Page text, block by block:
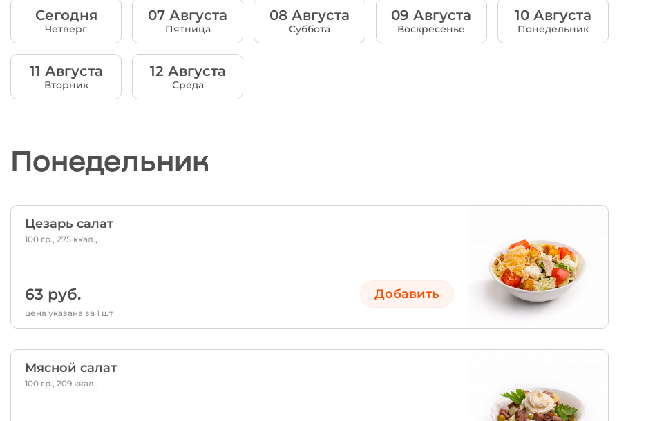
Сегодня
Четверг
07 Августа
Пятница
08 Августа
Суббота
09 Августа
Воскресенье
10 Августа
Понедельник
11 Августа
Вторник
12 Августа
Среда
Понедельник
Цезарь салат
100 гр., 275 ккал.,
63 руб. Добавить
цена указана за 1 шт
Мясной салат
100 гр., 209 ккал.,